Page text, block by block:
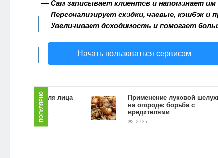
КРАСОТА И
ЗДОРОВЬЕ
НОВОСТИ
— Сам записывает клиентов и напоминает им
— Персонализирует скидки, чаевые, кэшбэк и
— Увеличивает доходимость и помогает
Начать пользоваться сервисом
ПОПУЛЯРНО
скраб для лица
Применение луковой шелухи
на огороде: борьба с
вредителями
2736